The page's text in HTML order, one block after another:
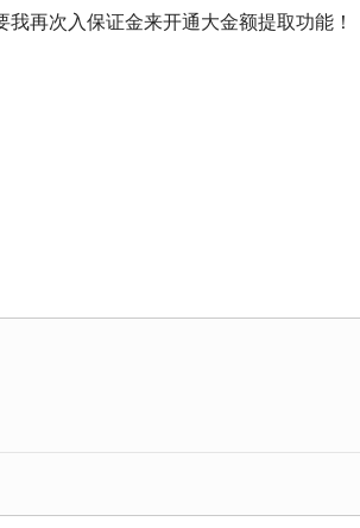
再次入保证金来开通大金额提取功能！